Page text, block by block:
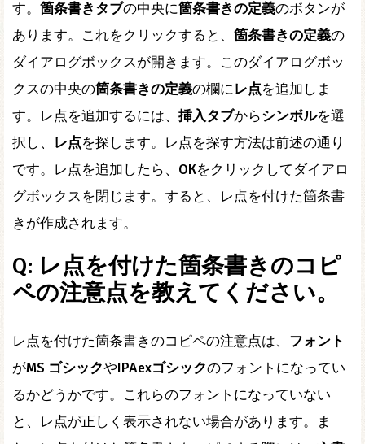
す。 箇条書きタブの中央に箇条書きの定義のボタンが
あります。これをクリックすると、 箇条書きの定義の
ダイアログボックスが開きます。このダイアログボッ
クスの中央の箇条書きの定義の欄にレ点を追加しま
す。レ点を追加するには、 挿入タブからシンボルを選
択し、 レ点を探します。レ点を探す方法は前述の通り
です。レ点を追加したら、 OKをクリックしてダイアロ
グボックスを閉じます。すると、レ点を付けた箇条書
きが作成されます。
Q: レ点を付けた箇条書きのコピ
ペの注意点を教えてください。
レ点を付けた箇条書きのコピペの注意点は、 フォント
がMS ゴシックやIPAexゴシックのフォントになってい
るかどうかです。これらのフォントになっていない
と、レ点が正しく表示されない場合があります。ま